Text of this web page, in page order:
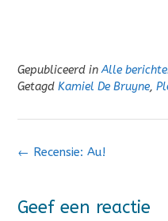
Gepubliceerd inAlle
Getagd Kamiel De Bruyne,
Bericht
← Recensie: Au!
Geef een reactie